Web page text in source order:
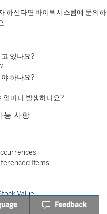
하신다면 바이텍시스템에 문의하
.
있나요?
하나요?
얼마나 발생하나요?
능 사항
Items
Value
Feedback